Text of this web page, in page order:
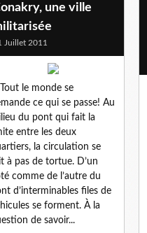
une ville
Juillet 2011
le monde se
ce qui se passe! Au
du pont qui fait la
entre les deux
la circulation se
à pas de tortue. D’un
comme de l’autre du
d’interminables files de
se forment. À la
de savoir...